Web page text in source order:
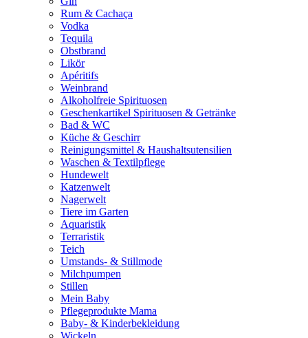
Rum & Cachaça
Vodka
Tequila
Obstbrand
Likör
Apéritifs
Weinbrand
Alkoholfreie Spirituosen
Geschenkartikel Spirituosen & Getränke
Bad & WC
Küche & Geschirr
Reinigungsmittel & Haushaltsutensilien
Waschen & Textilpflege
Hundewelt
Katzenwelt
Nagerwelt
Tiere im Garten
Aquaristik
Terraristik
Teich
Umstands- & Stillmode
Milchpumpen
Stillen
Mein Baby
Pflegeprodukte Mama
Baby- & Kinderbekleidung
Wickeln